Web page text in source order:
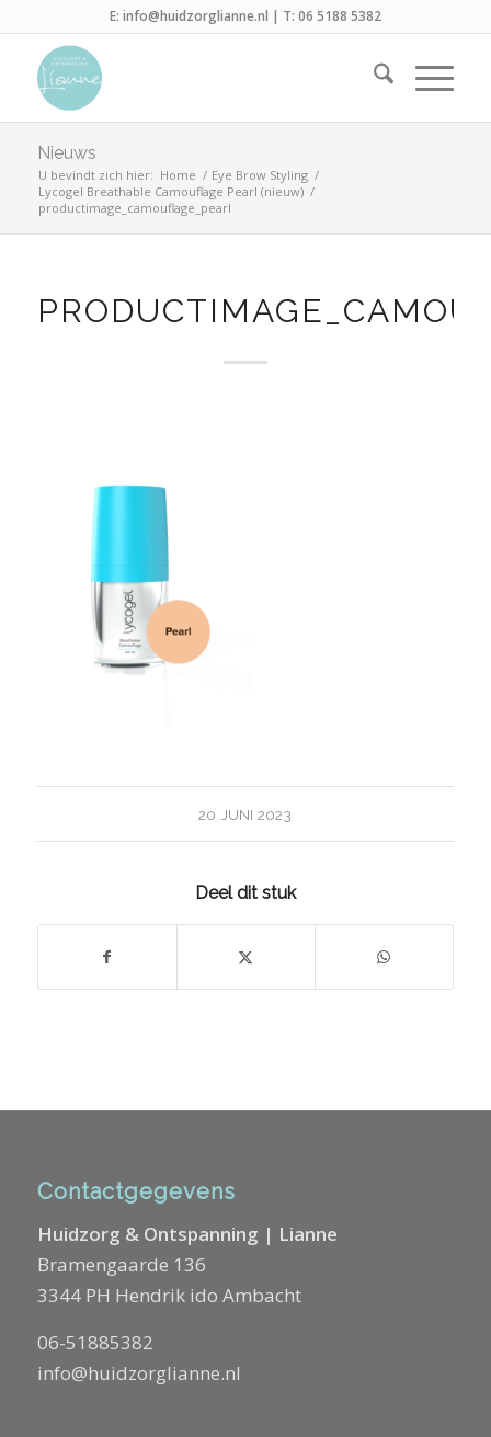
E: info@huidzorglianne.nl | T: 06 5188 5382
Nieuws
U bevindt zich hier: Home / Eye Brow Styling /
Lycogel Breathable Camouflage Pearl (nieuw) /
productimage_camouflage_pearl
20 JUNI 2023
Deel dit stuk
Contactgegevens
Huidzorg & Ontspanning | Lianne
Bramengaarde 136
3344 PH Hendrik ido Ambacht
06-51885382
info@huidzorglianne.nl